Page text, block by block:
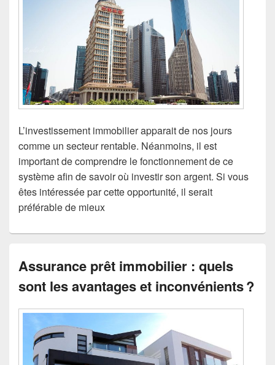
L’investissement immobilier apparait de nos jours
comme un secteur rentable. Néanmoins, il est
important de comprendre le fonctionnement de ce
système afin de savoir où investir son argent. Si vous
êtes intéressée par cette opportunité, il serait
préférable de mieux
Assurance prêt immobilier : quels
sont les avantages et inconvénients ?